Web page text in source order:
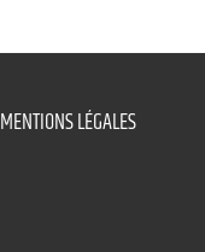
MENTIONS LÉGALES